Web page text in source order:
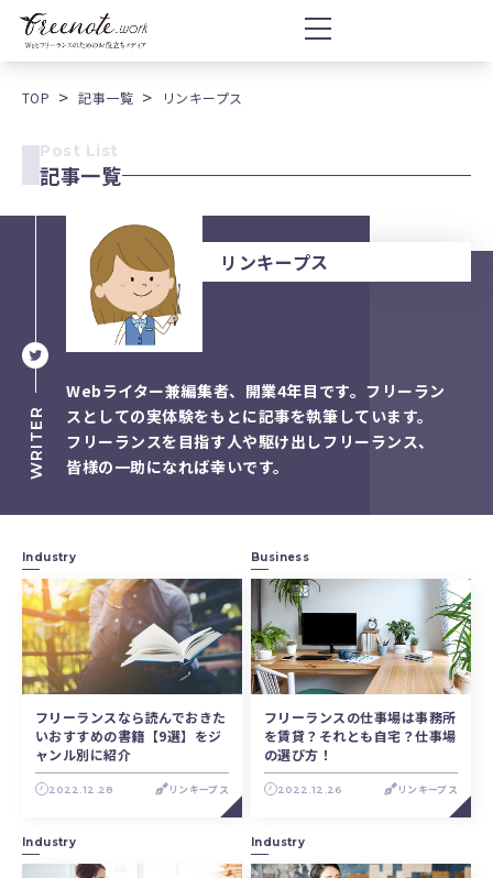
TOP 記事一覧 リンキープス
Post List
記事一覧
WRITER
リンキープス
Webライター兼編集者、開業4年目です。フリーラン
スとしての実体験をもとに記事を執筆しています。
フリーランスを目指す人や駆け出しフリーランス、
皆様の一助になれば幸いです。
Industry
フリーランスなら読んでおきた
いおすすめの書籍【9選】をジ
ャンル別に紹介
2022.12.28 リンキープス
Business
フリーランスの仕事場は事務所
を賃貸？それとも自宅？仕事場
の選び方！
2022.12.26 リンキープス
Industry Industry